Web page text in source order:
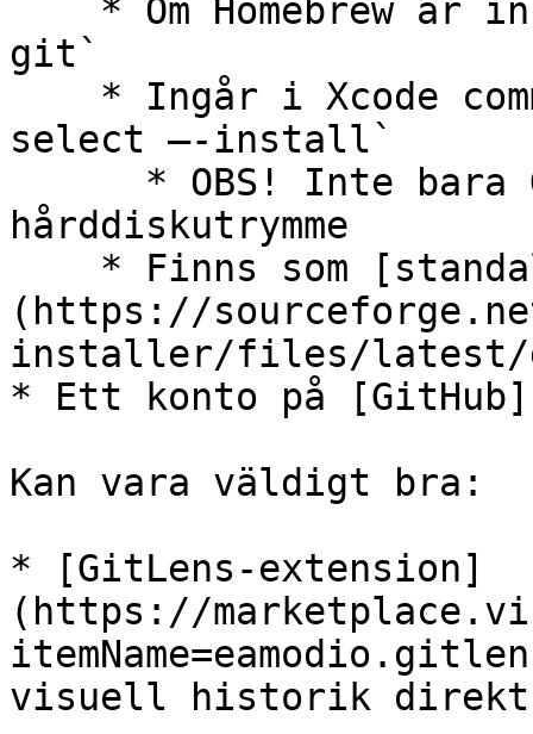
git`
select –-install`
hårddiskutrymme
(https://
installer/files/latest/
* Ett konto på
Kan vara väldigt bra:
* [GitLens-extension]
(https://
visuell historik direkt